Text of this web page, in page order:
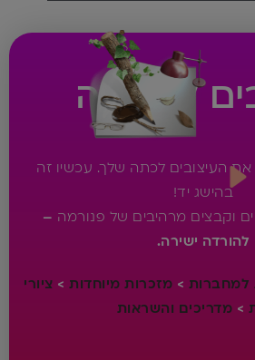
להורדה
העיצובים לכתה שלך. עכשיו זה
בהישג יד!
וקבצים מרהיבים של פנורמה –
להורדה ישירה.
למחברות > מזכרות מיוחדות> ציורי
> מדריכים והשראות